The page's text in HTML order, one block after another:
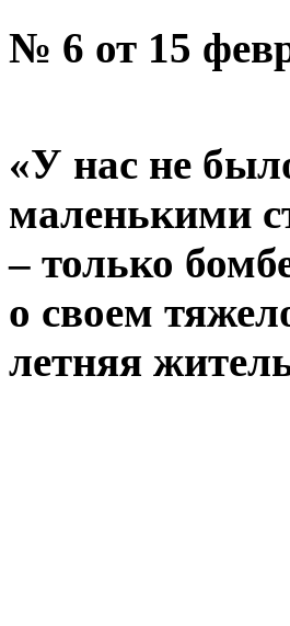
№ 6 от 15
«У нас не
маленькими
– только
о своем
летняя